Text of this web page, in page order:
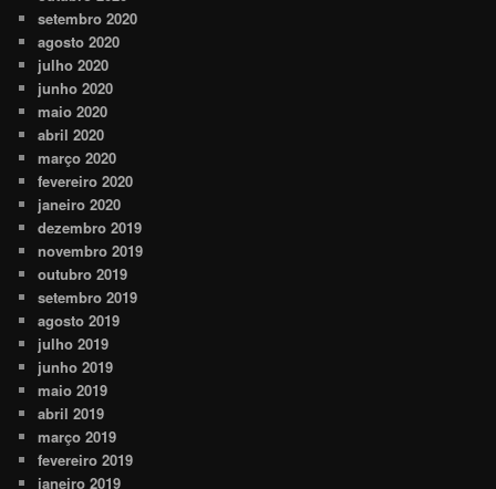
setembro 2020
agosto 2020
julho 2020
junho 2020
maio 2020
abril 2020
março 2020
fevereiro 2020
janeiro 2020
dezembro 2019
novembro 2019
outubro 2019
setembro 2019
agosto 2019
julho 2019
junho 2019
maio 2019
abril 2019
março 2019
fevereiro 2019
janeiro 2019